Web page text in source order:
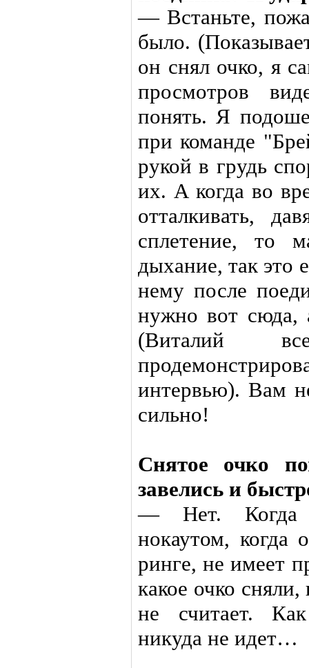
— Встаньте,
было.
он снял очко, я
просмотров
понять. Я
при команде
рукой в грудь
их. А когда во
отталкивать,
сплетение, то
дыхание, так это
нему после
нужно вот сюда,
(Виталий
интервью). Вам
сильно!
Снятое очко
завелись и
— Нет. Когда
нокаутом, когда
ринге, не имеет
какое очко
не считает.
никуда не идет…